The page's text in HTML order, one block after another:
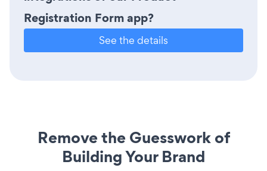
Registration Form app?
See the details
Remove the Guesswork of
Building Your Brand